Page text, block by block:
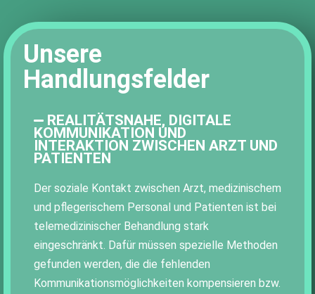
Unsere
Handlungsfelder
REALITÄTSNAHE, DIGITALE
KOMMUNIKATION UND
INTERAKTION ZWISCHEN ARZT UND
PATIENTEN
Der soziale Kontakt zwischen Arzt, medizinischem
und pflegerischem Personal und Patienten ist bei
telemedizinischer Behandlung stark
eingeschränkt. Dafür müssen spezielle Methoden
gefunden werden, die die fehlenden
Kommunikationsmöglichkeiten kompensieren bzw.